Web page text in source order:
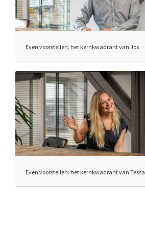
Even voorstellen: het kernkwadrant van Jos
Even voorstellen: het kernkwadrant van Tessa